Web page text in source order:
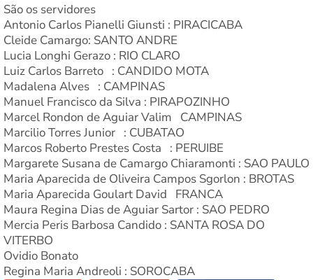
São os servidores
Antonio Carlos Pianelli Giunsti : PIRACICABA
Cleide Camargo: SANTO ANDRE
Lucia Longhi Gerazo : RIO CLARO
Luiz Carlos Barreto : CANDIDO MOTA
Madalena Alves : CAMPINAS
Manuel Francisco da Silva : PIRAPOZINHO
Marcel Rondon de Aguiar Valim CAMPINAS
Marcilio Torres Junior : CUBATAO
Marcos Roberto Prestes Costa : PERUIBE
Margarete Susana de Camargo Chiaramonti : SAO PAULO
Maria Aparecida de Oliveira Campos Sgorlon : BROTAS
Maria Aparecida Goulart David FRANCA
Maura Regina Dias de Aguiar Sartor : SAO PEDRO
Mercia Peris Barbosa Candido : SANTA ROSA DO
VITERBO
Ovidio Bonato
Regina Maria Andreoli : SOROCABA